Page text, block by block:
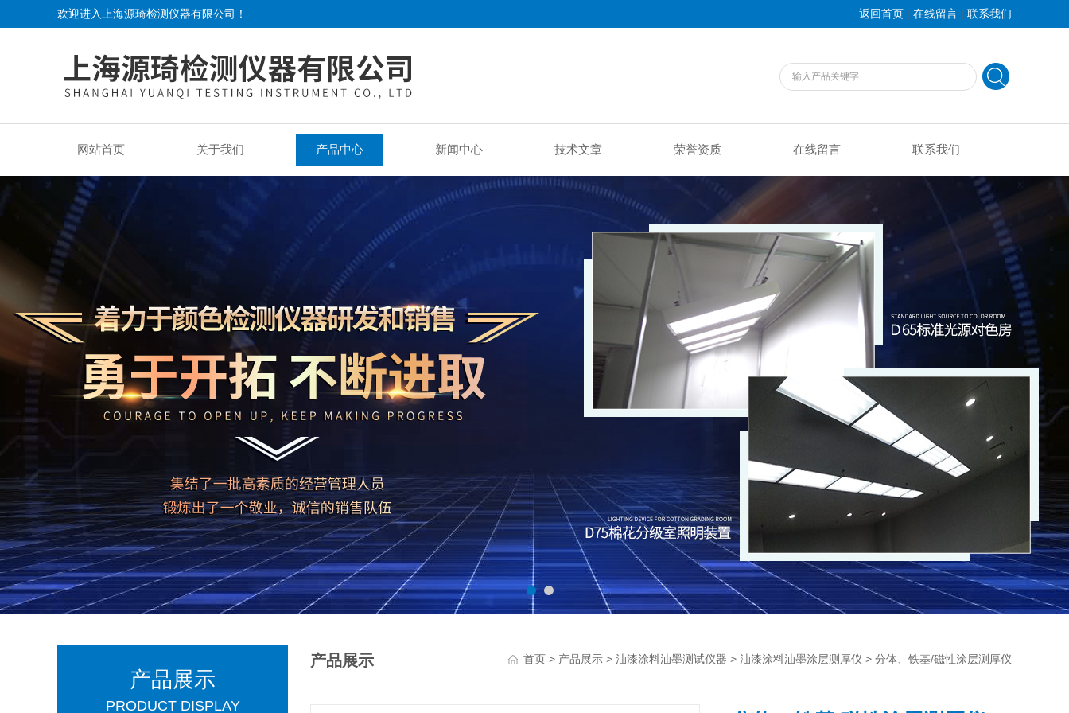
欢迎进入上海源琦检测仪器有限公司！ 返回首页 | 在线留言 | 联系我们
网站首页 关于我们 产品中心 新闻中心 技术文章 荣誉资质 在线留言 联系我们
产品展示
PRODUCT DISPLAY
产品展示 首页 > 产品展示 > 油漆涂料油墨测试仪器 > 油漆涂料油墨涂层测厚仪 > 分体、铁基/磁性涂层测厚仪